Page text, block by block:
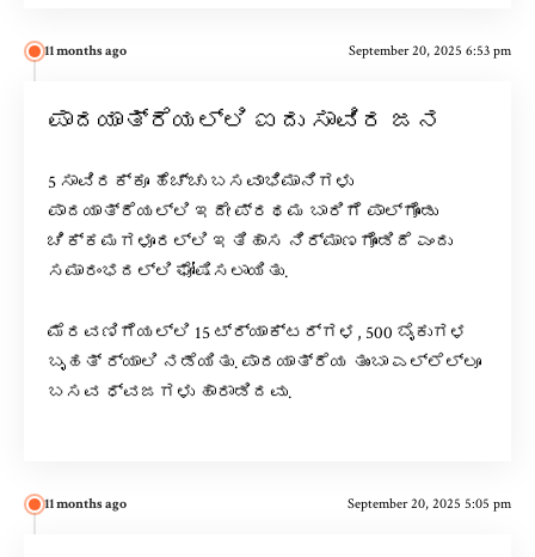
11 months ago September 20, 2025 6:53 pm
ಪಾದಯಾತ್ರೆಯಲ್ಲಿ ಐದು ಸಾವಿರ ಜನ
5 ಸಾವಿರಕ್ಕೂ ಹೆಚ್ಚು ಬಸವಾಭಿಮಾನಿಗಳು
ಪಾದಯಾತ್ರೆಯಲ್ಲಿ ಇದೇ ಪ್ರಥಮ ಬಾರಿಗೆ ಪಾಲ್ಗೊಂಡು
ಚಿಕ್ಕಮಗಳೂರಲ್ಲಿ ಇತಿಹಾಸ ನಿರ್ಮಾಣಗೊಂಡಿದೆ ಎಂದು
ಸಮಾರಂಭದಲ್ಲಿ ಘೋಷಿಸಲಾಯಿತು.
ಮೆರವಣಿಗೆಯಲ್ಲಿ 15 ಟ್ರ್ಯಾಕ್ಟರ್ಗಳ, 500 ಬೈಕುಗಳ
ಬೃಹತ್ ರ್ಯಾಲಿ ನಡೆಯಿತು. ಪಾದಯಾತ್ರೆಯ ತುಂಬಾ ಎಲ್ಲೆಲ್ಲೂ
ಬಸವ ಧ್ವಜಗಳು ಹಾರಾಡಿದವು.
11 months ago September 20, 2025 5:05 pm